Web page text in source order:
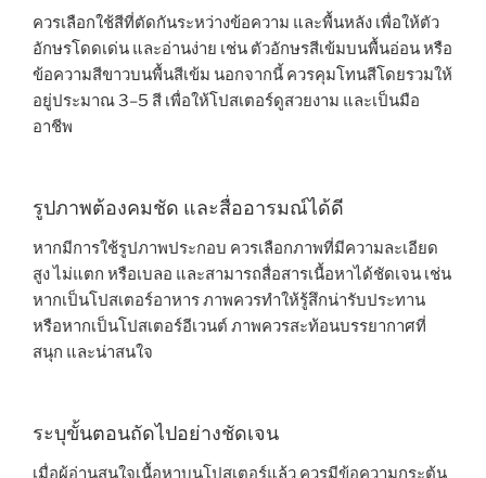
ควรเลือกใช้สีที่ตัดกันระหว่างข้อความ และพื้นหลัง เพื่อให้ตัว
อักษรโดดเด่น และอ่านง่าย เช่น ตัวอักษรสีเข้มบนพื้นอ่อน หรือ
ข้อความสีขาวบนพื้นสีเข้ม นอกจากนี้ ควรคุมโทนสีโดยรวมให้
อยู่ประมาณ 3–5 สี เพื่อให้โปสเตอร์ดูสวยงาม และเป็นมือ
อาชีพ
รูปภาพต้องคมชัด และสื่ออารมณ์ได้ดี
หากมีการใช้รูปภาพประกอบ ควรเลือกภาพที่มีความละเอียด
สูง ไม่แตก หรือเบลอ และสามารถสื่อสารเนื้อหาได้ชัดเจน เช่น
หากเป็นโปสเตอร์อาหาร ภาพควรทำให้รู้สึกน่ารับประทาน
หรือหากเป็นโปสเตอร์อีเวนต์ ภาพควรสะท้อนบรรยากาศที่
สนุก และน่าสนใจ
ระบุขั้นตอนถัดไปอย่างชัดเจน